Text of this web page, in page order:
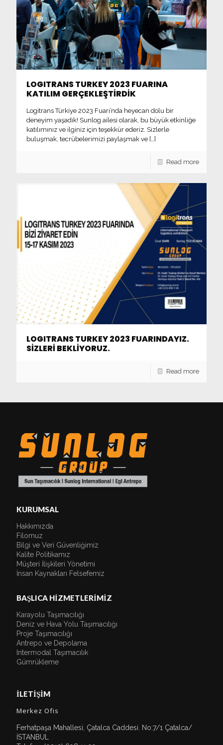
LOGITRANS TURKEY 2023 FUARINA
KATILIM GERÇEKLEŞTİRDİK
Logitrans Türkiye 2023 Fuarı’nda heyecan dolu bir
deneyim yaşadık! Sunlog ailesi olarak, bu büyük etkinliğe
katılımınız ve ilginiz için teşekkür ederiz. Sizlerle
buluşmak, tecrübelerimizi paylaşmak ve […]
Read more
LOGITRANS TURKEY 2023 FUARINDAYIZ.
SİZLERİ BEKLİYORUZ.
Read more
KURUMSAL
Hakkımızda
Filomuz
Bilgi ve Veri Güvenliğimiz
Kalite Politikamız
Müşteri İlişkileri Yönetimi
İnsan Kaynakları Felsefemiz
BAŞLICA HİZMETLERİMİZ
Karayolu Taşımacılığı
Deniz ve Hava Yolu Taşımacılığı
Proje Taşımacılığı
Antrepo ve Depolama
Intermodal Taşımacılık
Gümrükleme
İLETİŞİM
Merkez Ofis
Ferhatpaşa Mahallesi, Çatalca Caddesi. No:7/1 Çatalca/
İSTANBUL